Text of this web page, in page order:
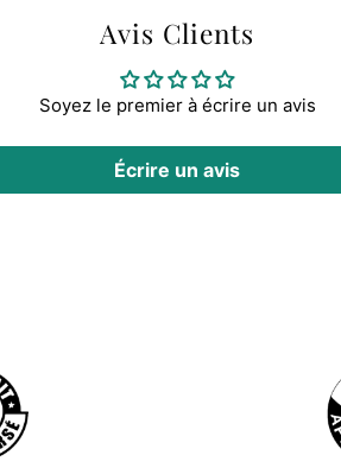
Avis Clients
Soyez le premier à écrire un avis
Écrire un avis